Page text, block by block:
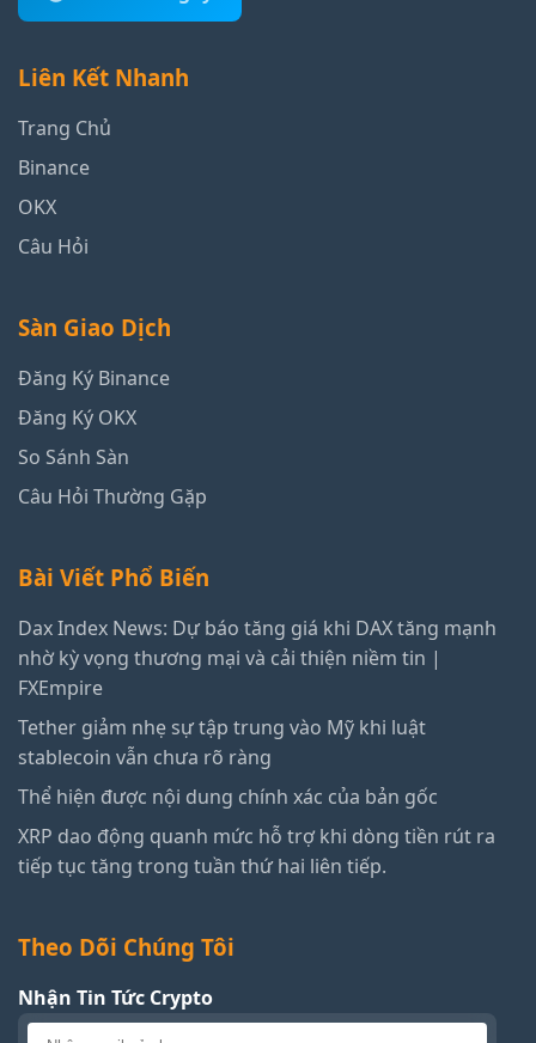
Liên Kết Nhanh
Trang Chủ
Binance
OKX
Câu Hỏi
Sàn Giao Dịch
Đăng Ký Binance
Đăng Ký OKX
So Sánh Sàn
Câu Hỏi Thường Gặp
Bài Viết Phổ Biến
Dax Index News: Dự báo tăng giá khi DAX tăng mạnh
nhờ kỳ vọng thương mại và cải thiện niềm tin |
FXEmpire
Tether giảm nhẹ sự tập trung vào Mỹ khi luật
stablecoin vẫn chưa rõ ràng
Thể hiện được nội dung chính xác của bản gốc
XRP dao động quanh mức hỗ trợ khi dòng tiền rút ra
tiếp tục tăng trong tuần thứ hai liên tiếp.
Theo Dõi Chúng Tôi
Nhận Tin Tức Crypto